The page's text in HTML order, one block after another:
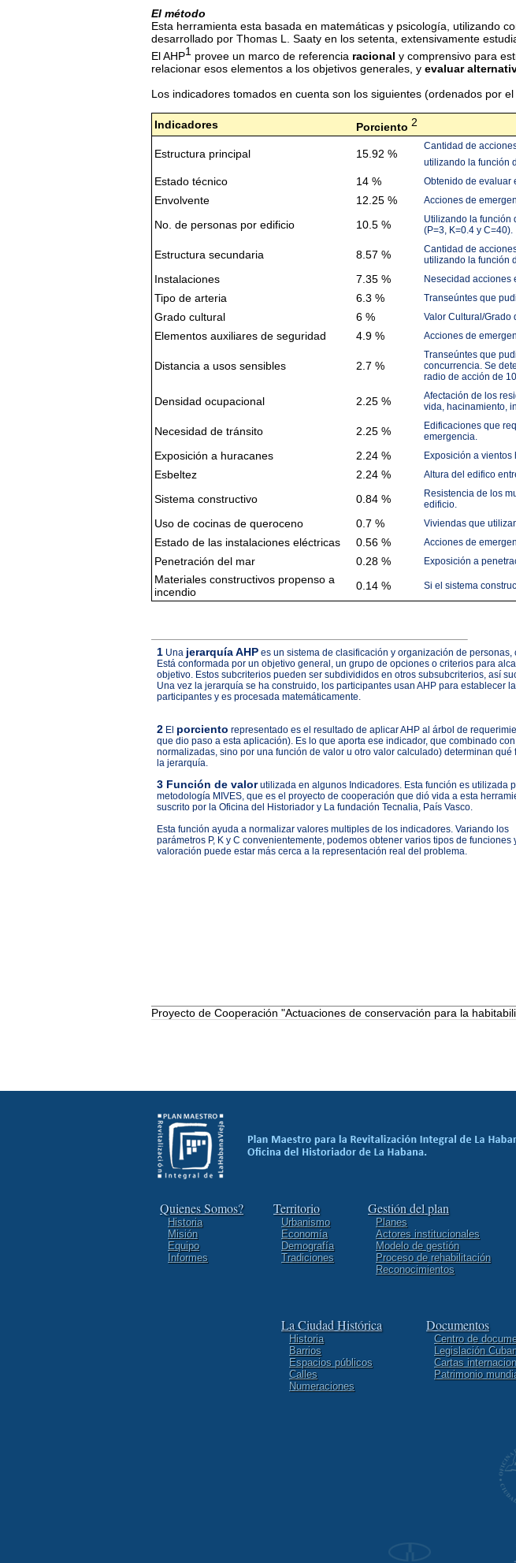
El método
Esta herramienta esta basada en matemáticas y psicología, utilizando
desarrollado por Thomas L. Saaty en los setenta, extensivamente
El AHP1 provee un marco de referencia racional y comprensivo para
relacionar esos elementos a los objetivos generales, y evaluar
Los indicadores tomados en cuenta son los siguientes (ordenados por
Indicadores Porciento 2
Estructura principal 15.92 %
Cantidad de
utilizando la función
Estado técnico 14 % Obtenido de evaluar
Envolvente 12.25 % Acciones de
No. de personas por edificio 10.5 %
Utilizando la función
(P=3, K=0.4 y C=40).
Estructura secundaria 8.57 %
Cantidad de
utilizando la función
Instalaciones 7.35 % Nesecidad acciones
Tipo de arteria 6.3 % Transeúntes que
Grado cultural 6 % Valor Cultural/Grado
Elementos auxiliares de seguridad 4.9 % Acciones de
Distancia a usos sensibles 2.7 %
Transeúntes que
concurrencia. Se
radio de acción de
Densidad ocupacional 2.25 %
Afectación de los
vida, hacinamiento,
Necesidad de tránsito 2.25 %
Edificaciones que
emergencia.
Exposición a huracanes 2.24 % Exposición a vientos
Esbeltez 2.24 % Altura del edifico
Sistema constructivo 0.84 %
Resistencia de los
edificio.
Uso de cocinas de queroceno 0.7 % Viviendas que
Estado de las instalaciones eléctricas 0.56 % Acciones de
Penetración del mar 0.28 % Exposición a
Materiales constructivos propenso a
incendio
0.14 % Si el sistema
1 Una jerarquía AHP es un sistema de clasificación y organización de
Está conformada por un objetivo general, un grupo de opciones o criterios para
objetivo. Estos subcriterios pueden ser subdivididos en otros subsubcriterios, así
Una vez la jerarquía se ha construido, los participantes usan AHP para
participantes y es procesada matemáticamente.
2 El porciento representado es el resultado de aplicar AHP al árbol de
que dio paso a esta aplicación). Es lo que aporta ese indicador, que combinado
normalizadas, sino por una función de valor u otro valor calculado) determinan
la jerarquía.
3 Función de valorutilizada en algunos Indicadores. Esta función es utilizada
metodología MIVES, que es el proyecto de cooperación que dió vida a esta
suscrito por la Oficina del Historiador y La fundación Tecnalia, País Vasco.
Esta función ayuda a normalizar valores multiples de los indicadores. Variando los
parámetros P, K y C convenientemente, podemos obtener varios tipos de funciones
valoración puede estar más cerca a la representación real del problema.
Proyecto de Cooperación "Actuaciones de conservación para la
Quienes Somos?
Historia
Misión
Equipo
Informes
Territorio
Urbanismo
Economía
Demografía
Tradiciones
Gestión del plan
Planes
Actores institucionales
Modelo de gestión
Proceso de rehabilitación
Reconocimientos
La Ciudad Histórica
Historia
Barrios
Espacios públicos
Calles
Numeraciones
Documentos
Centro de
Legislación
Cartas
Patrimonio